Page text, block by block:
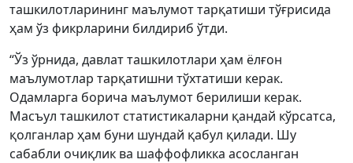
ташкилотларининг маълумот тарқатиши тўғрисида
ҳам ўз фикрларини билдириб ўтди.
“Ўз ўрнида, давлат ташкилотлари ҳам ёлғон
маълумотлар тарқатишни тўхтатиши керак.
Одамларга борича маълумот берилиши керак.
Масъул ташкилот статистикаларни қандай кўрсатса,
қолганлар ҳам буни шундай қабул қилади. Шу
сабабли очиқлик ва шаффофликка асосланган